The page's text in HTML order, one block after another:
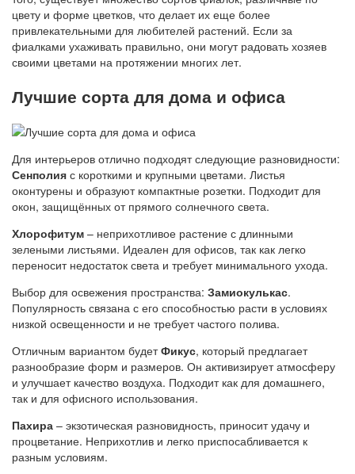
цвету и форме цветков, что делает их еще более
привлекательными для любителей растений. Если за
фиалками ухаживать правильно, они могут радовать хозяев
своими цветами на протяжении многих лет.
Лучшие сорта для дома и офиса
Для интерьеров отлично подходят следующие разновидности:
Сенполия с короткими и крупными цветами. Листья
оконтурены и образуют компактные розетки. Подходит для
окон, защищённых от прямого солнечного света.
Хлорофитум – неприхотливое растение с длинными
зелеными листьями. Идеален для офисов, так как легко
переносит недостаток света и требует минимального ухода.
Выбор для освежения пространства: Замиокулькас.
Популярность связана с его способностью расти в условиях
низкой освещенности и не требует частого полива.
Отличным вариантом будетФикус, который предлагает
разнообразие форм и размеров. Он активизирует атмосферу
и улучшает качество воздуха. Подходит как для домашнего,
так и для офисного использования.
Пахира – экзотическая разновидность, приносит удачу и
процветание. Неприхотлив и легко приспосабливается к
разным условиям.